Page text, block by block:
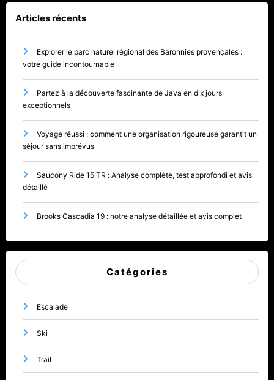
Articles récents
Explorer le parc naturel régional des Baronnies provençales :
votre guide incontournable
Partez à la découverte fascinante de Java en dix jours
exceptionnels
Voyage réussi : comment une organisation rigoureuse garantit un
séjour sans imprévus
Saucony Ride 15 TR : Analyse complète, test approfondi et avis
détaillé
Brooks Cascadia 19 : notre analyse détaillée et avis complet
Catégories
Escalade
Ski
Trail